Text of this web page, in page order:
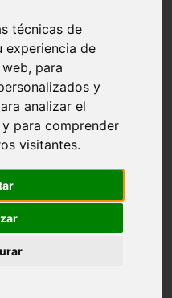
técnicas de
experiencia de
para
y
analizar el
para comprender
visitantes.